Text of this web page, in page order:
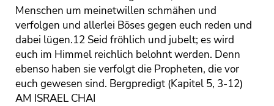
Menschen um meinetwillen schmähen und
verfolgen und allerlei Böses gegen euch reden und
dabei lügen.12 Seid fröhlich und jubelt; es wird
euch im Himmel reichlich belohnt werden. Denn
ebenso haben sie verfolgt die Propheten, die vor
euch gewesen sind. Bergpredigt (Kapitel 5, 3-12)
AM ISRAEL CHAI